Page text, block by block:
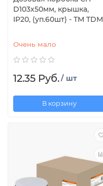
D103х50мм, крышка,
IP20, (уп.60шт) - ТМ TDM
Очень мало
12.35 Руб./ шт
В корзину